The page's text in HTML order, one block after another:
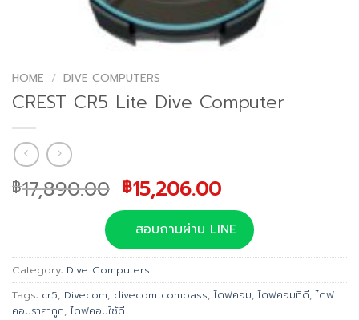
HOME / DIVE COMPUTERS
CREST CR5 Lite Dive Computer
฿17,890.00 Original
price
was:
฿17,890.00.
฿15,206.00Current
price
is:
฿15,206.00.
สอบถามผ่าน LINE
Category: Dive Computers
Tags: cr5, Divecom, divecom compass,ไดฟคอม,ไดฟคอมที่ดี,ไดฟ
คอมราคาถูก,ไดฟคอมใช้ดี